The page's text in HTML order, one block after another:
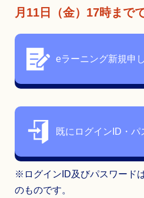
月11日（金）17時までで
eラーニング新規申
既にログインID・
※ログインID及びパスワード
のものです。